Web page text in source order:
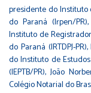
presidente do Instituto
do Paraná (Irpen/
Instituto de
do Paraná (IRTDPJ-
do Instituto de
(IEPTB/PR), João
Colégio Notarial do